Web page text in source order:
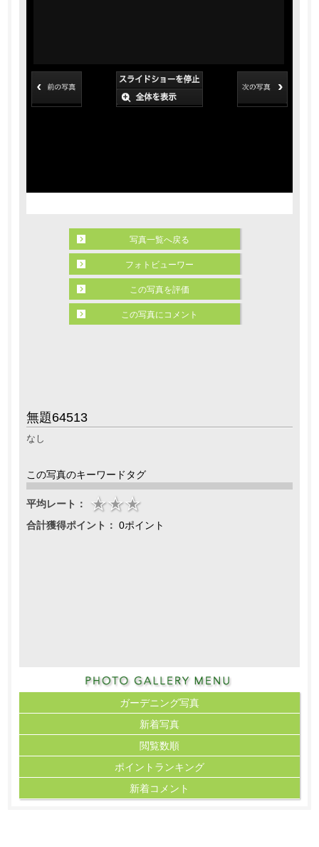
無題64513
なし
この写真のキーワードタグ
平均レート：
合計獲得ポイント： 0ポイント
写真一覧へ戻る
フォトビューワー
この写真を評価
この写真にコメント
ガーデニング写真
新着写真
閲覧数順
ポイント ランキング
新着コメント